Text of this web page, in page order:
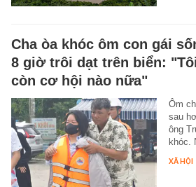
Cha òa khóc ôm con gái
8 giờ trôi dạt trên biển:
còn cơ hội nào nữa"
Ôm
sau
ông
khóc.
XÃ HỘI